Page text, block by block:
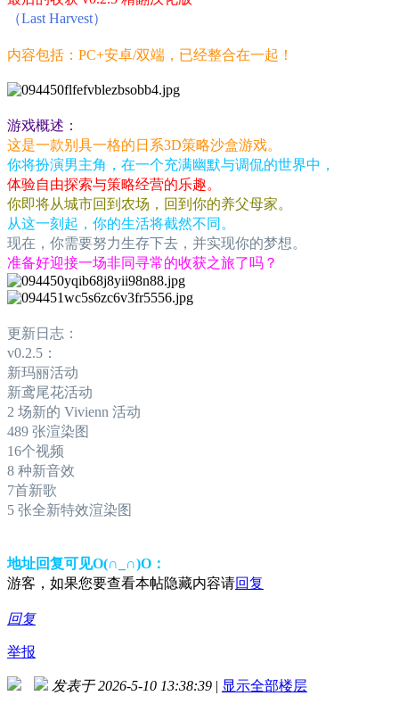
（Last Harvest）
内容包括：PC+安卓/双端，已经整合在一起！
游戏概述：
这是一款别具一格的日系3D策略沙盒游戏。
你将扮演男主角，在一个充满幽默与调侃的世界中，
体验自由探索与策略经营的乐趣。
你即将从城市回到农场，回到你的养父母家。
从这一刻起，你的生活将截然不同。
现在，你需要努力生存下去，并实现你的梦想。
准备好迎接一场非同寻常的收获之旅了吗？
更新日志：
v0.2.5：
新玛丽活动
新鸢尾花活动
2 场新的 Vivienn 活动
489 张渲染图
16个视频
8 种新音效
7首新歌
5 张全新特效渲染图
地址回复可见O(∩_∩)O：
游客，如果您要查看本帖隐藏内容请回复
回复
举报
发表于 2026-5-10 13:38:39 | 显示全部楼层